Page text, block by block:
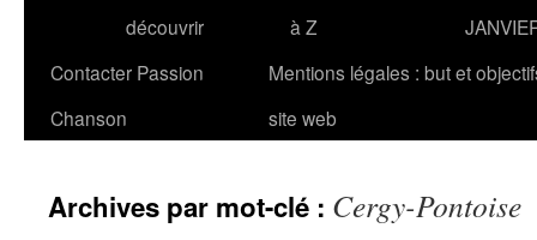
découvrir
à Z
Contacter Passion
Chanson
Mentions légales : but et
site web
Archives par mot-clé : Cergy-Pontoise